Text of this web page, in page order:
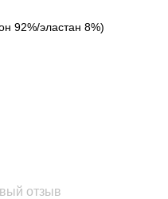
92%/эластан 8%)
отзыв